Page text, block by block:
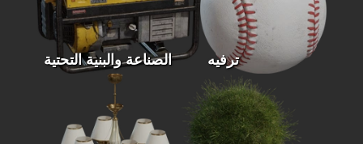
الصناعة والبنية التحتية ترفيه